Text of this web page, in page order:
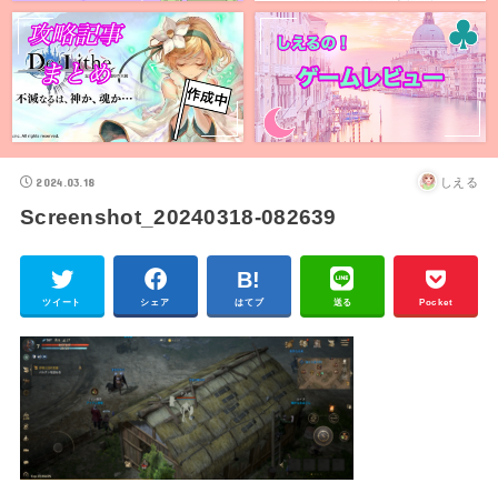
2024.03.18 しえる
Screenshot_20240318-082639
ツイート シェア はてブ 送る Pocket